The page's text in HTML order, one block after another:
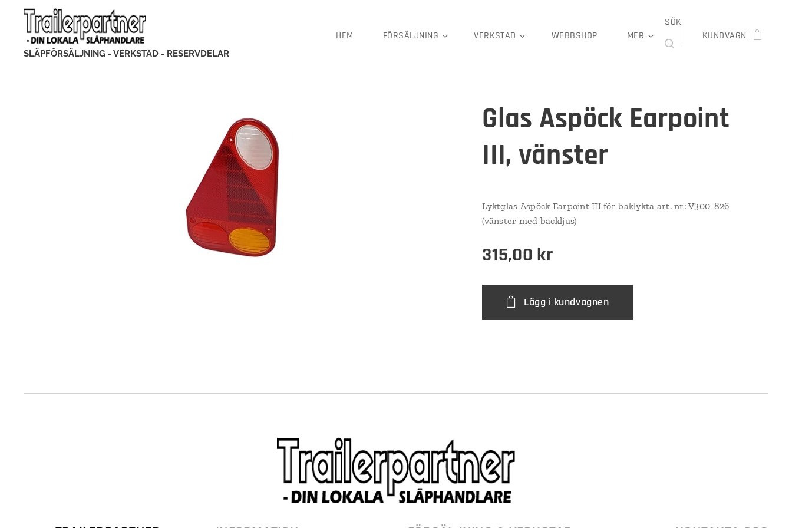
SLÄPFÖRSÄLJNING - VERKSTAD - RESERVDELAR
HEM FÖRSÄLJNING VERKSTAD WEBBSHOP MER
SÖK
KUNDVAGN
Glas Aspöck Earpoint
III, vänster
Lyktglas Aspöck Earpoint III för baklykta art. nr: V300-826
(vänster med backljus)
315,00 kr
Lägg i kundvagnen